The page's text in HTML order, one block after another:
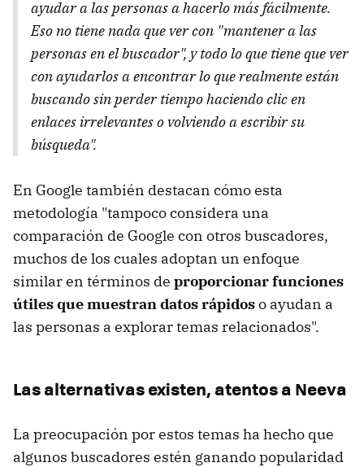
ayudar a las personas a hacerlo más fácilmente.
Eso no tiene nada que ver con "mantener a las
personas en el buscador", y todo lo que tiene que ver
con ayudarlos a encontrar lo que realmente están
buscando sin perder tiempo haciendo clic en
enlaces irrelevantes o volviendo a escribir su
búsqueda".
En Google también destacan cómo esta
metodología "tampoco considera una
comparación de Google con otros buscadores,
muchos de los cuales adoptan un enfoque
similar en términos de proporcionar funciones
útiles que muestran datos rápidoso ayudan a
las personas a explorar temas relacionados".
Las alternativas existen, atentos a Neeva
La preocupación por estos temas ha hecho que
algunos buscadores estén ganando popularidad